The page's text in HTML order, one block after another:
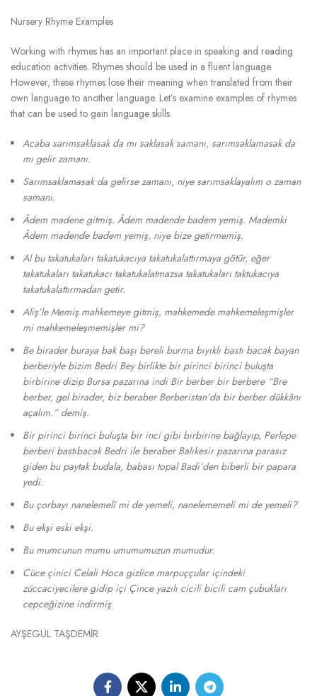
Nursery Rhyme Examples
Working with rhymes has an important place in speaking and reading
education activities. Rhymes should be used in a fluent language.
However, these rhymes lose their meaning when translated from their
own language to another language. Let’s examine examples of rhymes
that can be used to gain language skills.
Acaba sarımsaklasak da mı saklasak samanı, sarımsaklamasak da
mı gelir zamanı.
Sarımsaklamasak da gelirse zamanı, niye sarımsaklayalım o zaman
samanı.
Âdem madene gitmiş. Âdem madende badem yemiş. Mademki
Âdem madende badem yemiş, niye bize getirmemiş.
Al bu takatukaları takatukacıya takatukalattırmaya götür, eğer
takatukaları takatukacı takatukalatmazsa takatukaları taktukacıya
takatukalattırmadan getir.
Aliş’le Memiş mahkemeye gitmiş, mahkemede mahkemeleşmişler
mi mahkemeleşmemişler mi?
Be birader buraya bak başı bereli burma bıyıklı bastı bacak bayan
berberiyle bizim Bedri Bey birlikte bir pirinci birinci buluşta
birbirine dizip Bursa pazarına indi Bir berber bir berbere “Bre
berber, gel birader, biz beraber Berberistan’da bir berber dükkânı
açalım.” demiş.
Bir pirinci birinci buluşta bir inci gibi birbirine bağlayıp, Perlepe
berberi bastıbacak Bedri ile beraber Balıkesir pazarına parasız
giden bu paytak budala, babası topal Badi’den biberli bir papara
yedi.
Bu çorbayı nanelemelî mi de yemeli, nanelememeli mi de yemeli?
Bu ekşi eski ekşi.
Bu mumcunun mumu umumumuzun mumudur.
Cüce çinici Celali Hoca gizlice marpuççular içindeki
züccaciyecilere gidip içi Çince yazılı cicili bicili cam çubukları
cepceğizine indirmiş.
AYŞEGÜL TAŞDEMİR